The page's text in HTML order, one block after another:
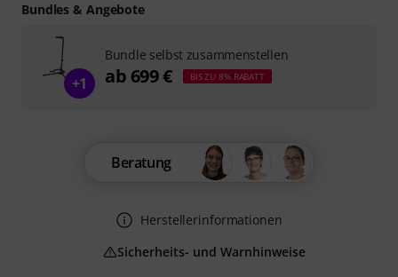
Beratung
Herstellerinformationen
Sicherheits- und Warnhinweise
Bundles & Angebote
+1
Bundle selbst zusammenstellen
ab 699 € BIS ZU 8% RABATT